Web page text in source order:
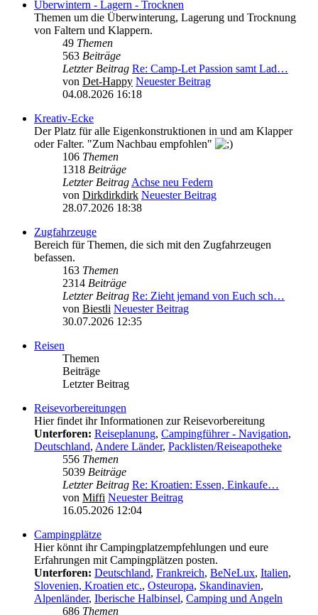
Überwintern - Lagern - Trocknen
Themen um die Überwinterung, Lagerung und Trocknung
von Faltern und Klappern.
49 Themen
563 Beiträge
Letzter Beitrag Re: Camp-Let Passion samt Lad…
von Det-Happy Neuester Beitrag
04.08.2026 16:18
Kreativ-Ecke
Der Platz für alle Eigenkonstruktionen in und am Klapper
oder Falter. "Zum Nachbau empfohlen"
106 Themen
1318 Beiträge
Letzter BeitragAchse neu Federn
von Dirkdirkdirk Neuester Beitrag
28.07.2026 18:38
Zugfahrzeuge
Bereich für Themen, die sich mit den Zugfahrzeugen
befassen.
163 Themen
2314 Beiträge
Letzter Beitrag Re: Zieht jemand von Euch sch…
von Biestli Neuester Beitrag
30.07.2026 12:35
Reisen
Themen
Beiträge
Letzter Beitrag
Reisevorbereitungen
Hier findet ihr Informationen zur Reisevorbereitung
Unterforen: Reiseplanung, Campingführer - Navigation,
Deutschland, Andere Länder, Packlisten/Reiseapotheke
556 Themen
5039 Beiträge
Letzter Beitrag Re: Kroatien: Essen, Einkaufe…
von Miffi Neuester Beitrag
16.05.2026 12:04
Campingplätze
Hier könnt ihr Campingplatzempfehlungen und eure
Erfahrungen mit Campingplätzen posten.
Unterforen: Deutschland, Frankreich, BeNeLux, Italien,
Slovenien, Kroatien etc., Osteuropa, Skandinavien,
Alpenländer, Iberische Halbinsel, Camping und Angeln
686 Themen